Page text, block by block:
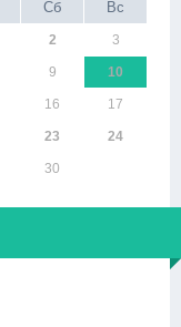
Сб Вс
2 3
9 10
16 17
23 24
30